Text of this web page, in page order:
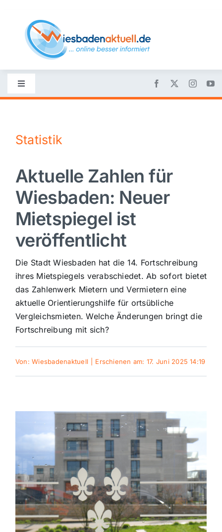
content
Toggle
Navigation
Nachrichten
Politik
Wirtschaft
Sport
Kultur
Panorama
Polizeimeldungen
Themen und Termine
Gewinnspiele
Statistik
Aktuelle Zahlen für
Wiesbaden: Neuer
Mietspiegel ist
veröffentlicht
Die Stadt Wiesbaden hat die 14. Fortschreibung
ihres Mietspiegels verabschiedet. Ab sofort bietet
das Zahlenwerk Mietern und Vermietern eine
aktuelle Orientierungshilfe für ortsübliche
Vergleichsmieten. Welche Änderungen bringt die
Fortschreibung mit sich?
Von:Wiesbadenaktuell Erschienen am: 17. Juni 2025 14:19